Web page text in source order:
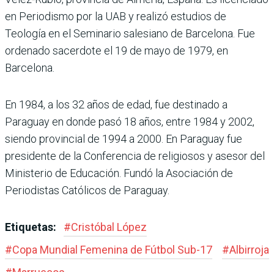
en Periodismo por la UAB y realizó estudios de
Teología en el Seminario salesiano de Barcelona. Fue
ordenado sacerdote el 19 de mayo de 1979, en
Barcelona.
En 1984, a los 32 años de edad, fue destinado a
Paraguay en donde pasó 18 años, entre 1984 y 2002,
siendo provincial de 1994 a 2000. En Paraguay fue
presidente de la Conferencia de religiosos y asesor del
Ministerio de Educación. Fundó la Asociación de
Periodistas Católicos de Paraguay.
Etiquetas: #Cristóbal López
#Copa Mundial Femenina de Fútbol Sub-17 #Albirroja